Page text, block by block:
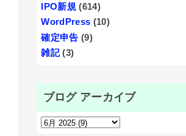
IPO新規 (614)
WordPress (10)
確定申告 (9)
雑記 (3)
ブログ アーカイブ